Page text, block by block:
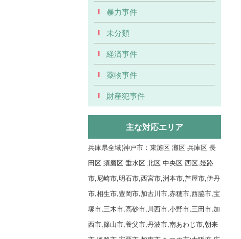
暴力事件
未分類
経済事件
薬物事件
財産犯事件
主な対応エリア
兵庫県全域(神戸市：東灘区 灘区 兵庫区 長
田区 須磨区 垂水区 北区 中央区 西区,姫路
市,尼崎市,明石市,西宮市,洲本市,芦屋市,伊丹
市,相生市,豊岡市,加古川市,赤穂市,西脇市,宝
塚市,三木市,高砂市,川西市,小野市,三田市,加
西市,篠山市,養父市,丹波市,南あわじ市,朝来